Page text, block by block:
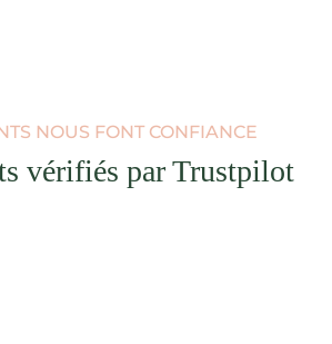
NOUS FONT CONFIANCE
vérifiés par Trustpilot